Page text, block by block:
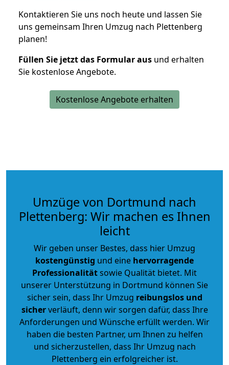
Kontaktieren Sie uns noch heute und lassen Sie
uns gemeinsam Ihren Umzug nach Plettenberg
planen!
Füllen Sie jetzt das Formular aus und erhalten
Sie kostenlose Angebote.
Kostenlose Angebote erhalten
Umzüge von Dortmund nach
Plettenberg: Wir machen es Ihnen
leicht
Wir geben unser Bestes, dass hier Umzug
kostengünstig und eine hervorragende
Professionalitätsowie Qualität bietet. Mit
unserer Unterstützung in Dortmund können Sie
sicher sein, dass Ihr Umzug reibungslos und
sicherverläuft, denn wir sorgen dafür, dass Ihre
Anforderungen und Wünsche erfüllt werden. Wir
haben die besten Partner, um Ihnen zu helfen
und sicherzustellen, dass Ihr Umzug nach
Plettenberg ein erfolgreicher ist.